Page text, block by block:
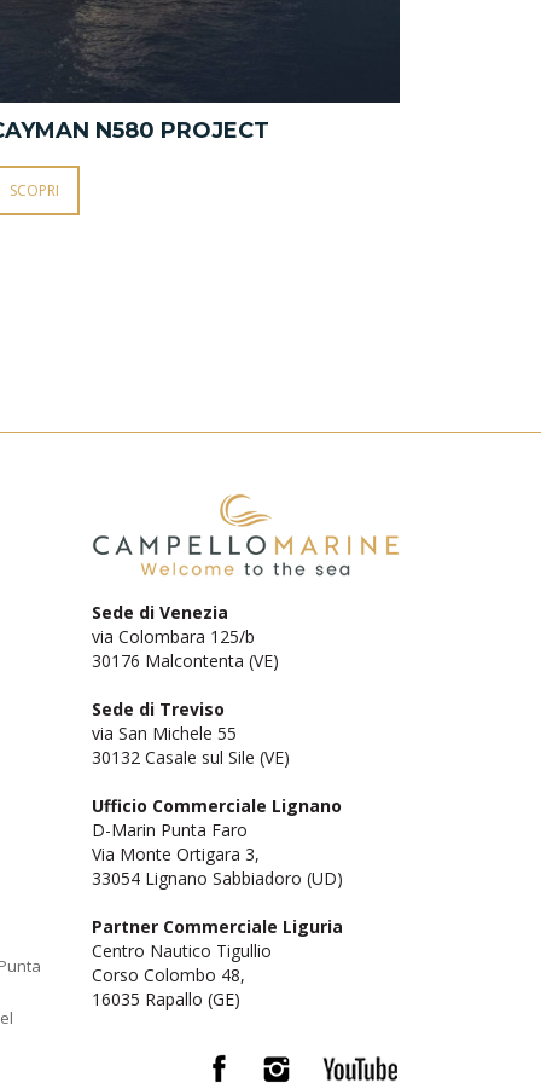
N580 PROJECT
SCOPRI
Sede di Venezia
via Colombara 125/b
30176 Malcontenta (VE)
Sede di Treviso
via San Michele 55
30132 Casale sul Sile (VE)
Ufficio Commerciale Lignano
D-Marin Punta Faro
Via Monte Ortigara 3,
33054 Lignano Sabbiadoro (UD)
Partner Commerciale Liguria
Centro Nautico Tigullio
Corso Colombo 48,
16035 Rapallo (GE)